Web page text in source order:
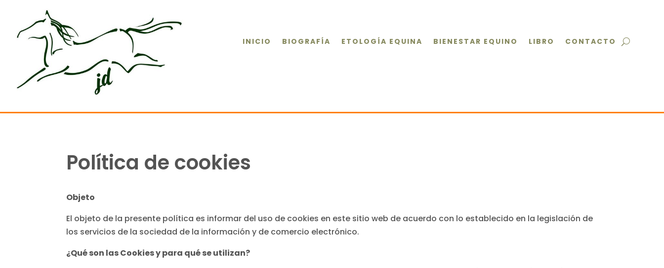
INICIO BIOGRAFÍA ETOLOGÍA EQUINA BIENESTAR EQUINO LIBRO CONTACTO
Política de cookies
Objeto
El objeto de la presente política es informar del uso de cookies en este sitio web de acuerdo con lo establecido en la legislación de
los servicios de la sociedad de la información y de comercio electrónico.
¿Qué son las Cookies y para qué se utilizan?